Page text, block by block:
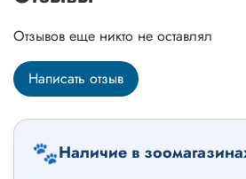
Отзывов еще никто не оставлял
Написать отзыв
🐾Наличие в